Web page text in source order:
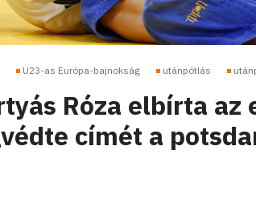
U23-as Európa-bajnokság utánpótlás
Róza elbírta az
címét a